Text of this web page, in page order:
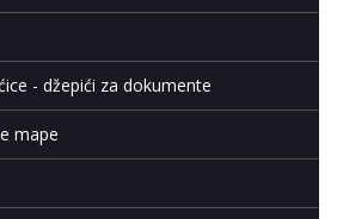
- džepići za dokumente
mape